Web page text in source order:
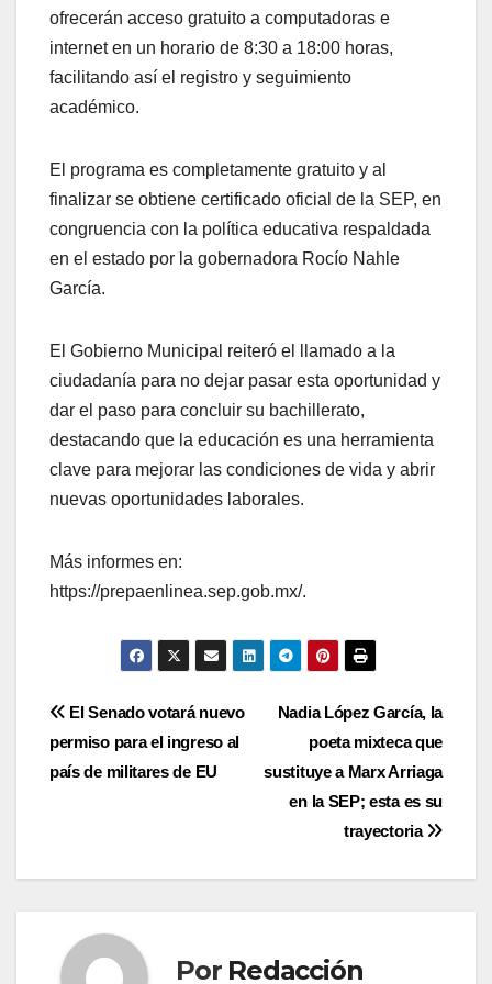
ofrecerán acceso gratuito a computadoras e
internet en un horario de 8:30 a 18:00 horas,
facilitando así el registro y seguimiento
académico.
El programa es completamente gratuito y al
finalizar se obtiene certificado oficial de la SEP, en
congruencia con la política educativa respaldada
en el estado por la gobernadora Rocío Nahle
García.
El Gobierno Municipal reiteró el llamado a la
ciudadanía para no dejar pasar esta oportunidad y
dar el paso para concluir su bachillerato,
destacando que la educación es una herramienta
clave para mejorar las condiciones de vida y abrir
nuevas oportunidades laborales.
Más informes en:
https://prepaenlinea.sep.gob.mx/.
Navegación
de
Nadia López García, la
poeta mixteca que
sustituye a Marx Arriaga
en la SEP; esta es su
trayectoria
El Senado votará nuevo
permiso para el ingreso al
país de militares de EU
Por Redacción